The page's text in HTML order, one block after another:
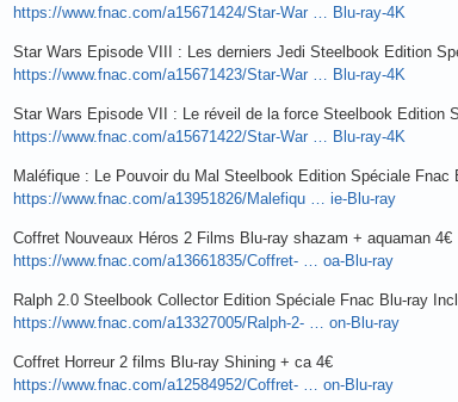
https://www.fnac.com/a15671424/Star-War … Blu-ray-4K
Star Wars Episode VIII : Les derniers Jedi Steelbook Edition
https://www.fnac.com/a15671423/Star-War … Blu-ray-4K
Star Wars Episode VII : Le réveil de la force Steelbook Edition
https://www.fnac.com/a15671422/Star-War … Blu-ray-4K
Maléfique : Le Pouvoir du Mal Steelbook Edition Spéciale Fnac
https://www.fnac.com/a13951826/Malefiqu … ie-Blu-ray
Coffret Nouveaux Héros 2 Films Blu-ray shazam + aquaman 4€
https://www.fnac.com/a13661835/Coffret- … oa-Blu-ray
Ralph 2.0 Steelbook Collector Edition Spéciale Fnac Blu-ray
https://www.fnac.com/a13327005/Ralph-2- … on-Blu-ray
Coffret Horreur 2 films Blu-ray Shining + ca 4€
https://www.fnac.com/a12584952/Coffret- … on-Blu-ray